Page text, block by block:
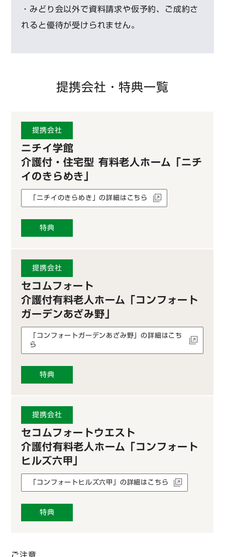
・みどり会以外で資料請求や仮予約、ご成約さ
れると優待が受けられません。
提携会社・特典一覧
提携会社
ニチイ学館
介護付・住宅型 有料老人ホーム「ニチ
イのきらめき」
「ニチイのきらめき」の詳細はこちら
特典
提携会社
セコムフォート
介護付有料老人ホーム「コンフォート
ガーデンあざみ野」
「コンフォートガーデンあざみ野」の詳細はこち
ら
特典
提携会社
セコムフォートウエスト
介護付有料老人ホーム「コンフォート
ヒルズ六甲」
「コンフォートヒルズ六甲」の詳細はこちら
特典
ご注意